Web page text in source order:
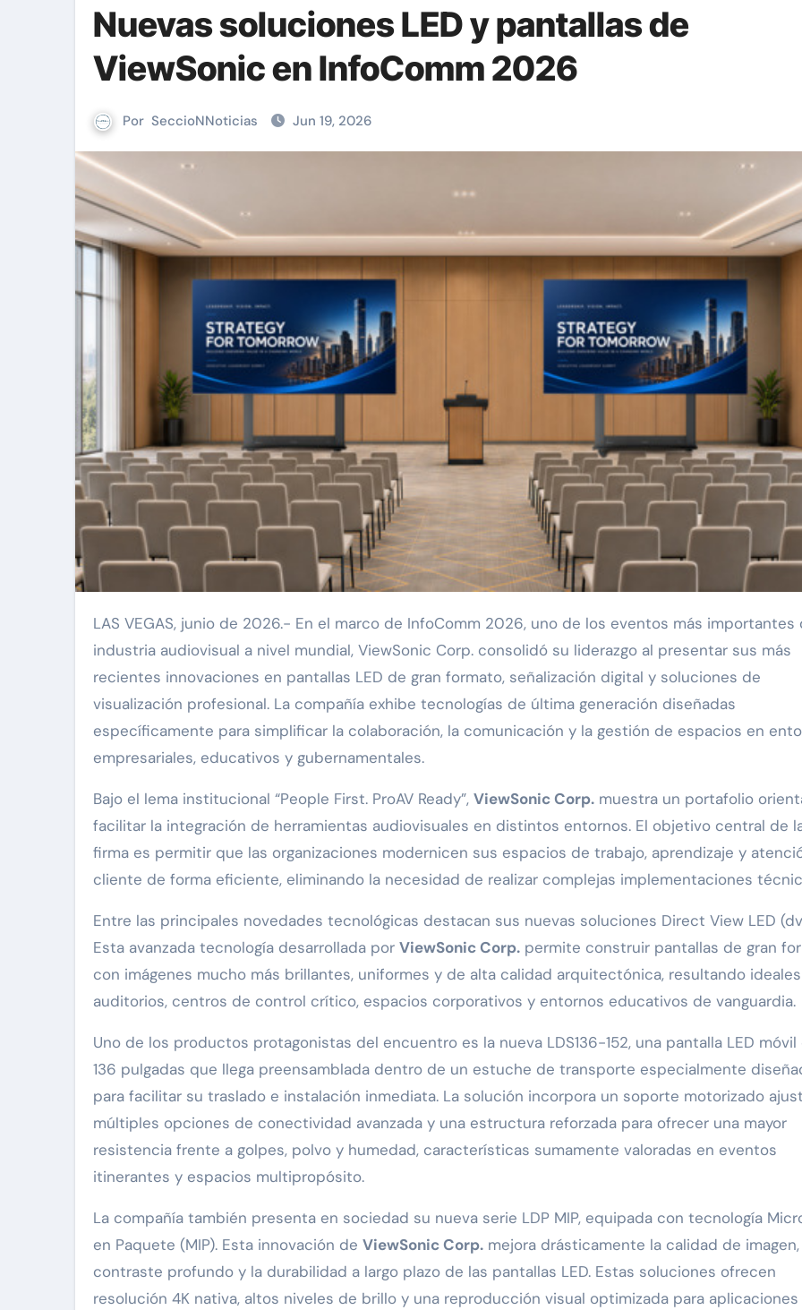
Nuevas soluciones LED y pantallas de
ViewSonic en InfoComm 2026
Por SeccioNNoticias Jun 19, 2026
LAS VEGAS, junio de 2026.- En el marco de InfoComm 2026, uno de los eventos más importantes de la
industria audiovisual a nivel mundial, ViewSonic Corp. consolidó su liderazgo al presentar sus más
recientes innovaciones en pantallas LED de gran formato, señalización digital y soluciones de
visualización profesional. La compañía exhibe tecnologías de última generación diseñadas
específicamente para simplificar la colaboración, la comunicación y la gestión de espacios en
empresariales, educativos y gubernamentales.
Bajo el lema institucional “People First. ProAV Ready”, ViewSonic Corp. muestra un portafolio
facilitar la integración de herramientas audiovisuales en distintos entornos. El objetivo central de
firma es permitir que las organizaciones modernicen sus espacios de trabajo, aprendizaje y
cliente de forma eficiente, eliminando la necesidad de realizar complejas implementaciones
Entre las principales novedades tecnológicas destacan sus nuevas soluciones Direct View LED
Esta avanzada tecnología desarrollada por ViewSonic Corp. permite construir pantallas de gran
con imágenes mucho más brillantes, uniformes y de alta calidad arquitectónica, resultando
auditorios, centros de control crítico, espacios corporativos y entornos educativos de vanguardia.
Uno de los productos protagonistas del encuentro es la nueva LDS136-152, una pantalla LED móvil
136 pulgadas que llega preensamblada dentro de un estuche de transporte especialmente
para facilitar su traslado e instalación inmediata. La solución incorpora un soporte motorizado
múltiples opciones de conectividad avanzada y una estructura reforzada para ofrecer una mayor
resistencia frente a golpes, polvo y humedad, características sumamente valoradas en eventos
itinerantes y espacios multipropósito.
La compañía también presenta en sociedad su nueva serie LDP MIP, equipada con tecnología
en Paquete (MIP). Esta innovación de ViewSonic Corp. mejora drásticamente la calidad de imagen,
contraste profundo y la durabilidad a largo plazo de las pantallas LED. Estas soluciones ofrecen
resolución 4K nativa, altos niveles de brillo y una reproducción visual optimizada para